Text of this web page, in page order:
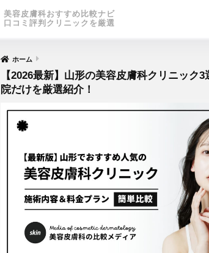
美容皮膚科おすすめ比較ナビ
口コミ評判クリニックを厳選
ホーム
【2026最新】山形の美容皮膚科クリニック
院だけを厳選紹介！